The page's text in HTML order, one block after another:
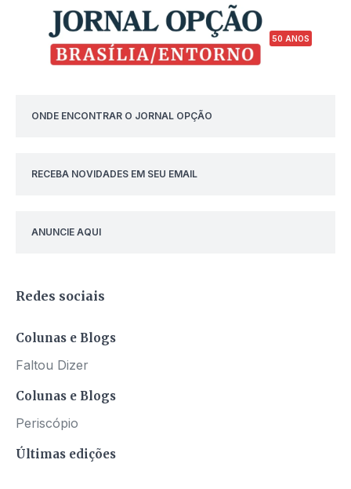
50 ANOS
ONDE ENCONTRAR O JORNAL OPÇÃO
RECEBA NOVIDADES EM SEU EMAIL
ANUNCIE AQUI
Redes sociais
Colunas e Blogs
Faltou Dizer
Colunas e Blogs
Periscópio
Últimas edições